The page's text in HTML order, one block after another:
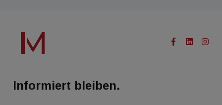
Informiert bleiben.